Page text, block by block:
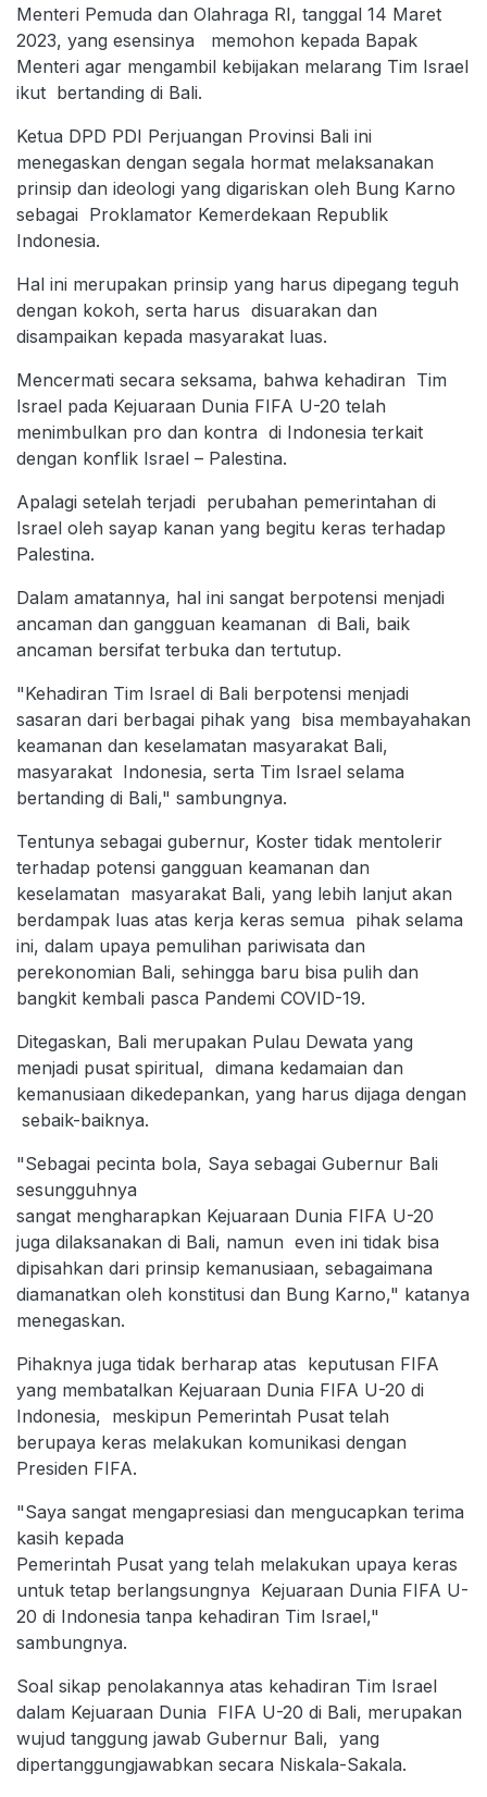
Menteri Pemuda dan Olahraga RI, tanggal 14 Maret
2023, yang esensinya memohon kepada Bapak
Menteri agar mengambil kebijakan melarang Tim Israel
ikut bertanding di Bali.
Ketua DPD PDI Perjuangan Provinsi Bali ini
menegaskan dengan segala hormat melaksanakan
prinsip dan ideologi yang digariskan oleh Bung Karno
sebagai Proklamator Kemerdekaan Republik
Indonesia.
Hal ini merupakan prinsip yang harus dipegang teguh
dengan kokoh, serta harus disuarakan dan
disampaikan kepada masyarakat luas.
Mencermati secara seksama, bahwa kehadiran Tim
Israel pada Kejuaraan Dunia FIFA U-20 telah
menimbulkan pro dan kontra di Indonesia terkait
dengan konflik Israel – Palestina.
Apalagi setelah terjadi perubahan pemerintahan di
Israel oleh sayap kanan yang begitu keras terhadap
Palestina.
Dalam amatannya, hal ini sangat berpotensi menjadi
ancaman dan gangguan keamanan di Bali, baik
ancaman bersifat terbuka dan tertutup.
"Kehadiran Tim Israel di Bali berpotensi menjadi
sasaran dari berbagai pihak yang bisa membayahakan
keamanan dan keselamatan masyarakat Bali,
masyarakat Indonesia, serta Tim Israel selama
bertanding di Bali," sambungnya.
Tentunya sebagai gubernur, Koster tidak mentolerir
terhadap potensi gangguan keamanan dan
keselamatan masyarakat Bali, yang lebih lanjut akan
berdampak luas atas kerja keras semua pihak selama
ini, dalam upaya pemulihan pariwisata dan
perekonomian Bali, sehingga baru bisa pulih dan
bangkit kembali pasca Pandemi COVID-19.
Ditegaskan, Bali merupakan Pulau Dewata yang
menjadi pusat spiritual, dimana kedamaian dan
kemanusiaan dikedepankan, yang harus dijaga dengan
sebaik-baiknya.
"Sebagai pecinta bola, Saya sebagai Gubernur Bali
sesungguhnya
sangat mengharapkan Kejuaraan Dunia FIFA U-20
juga dilaksanakan di Bali, namun even ini tidak bisa
dipisahkan dari prinsip kemanusiaan, sebagaimana
diamanatkan oleh konstitusi dan Bung Karno," katanya
menegaskan.
Pihaknya juga tidak berharap atas keputusan FIFA
yang membatalkan Kejuaraan Dunia FIFA U-20 di
Indonesia, meskipun Pemerintah Pusat telah
berupaya keras melakukan komunikasi dengan
Presiden FIFA.
"Saya sangat mengapresiasi dan mengucapkan terima
kasih kepada
Pemerintah Pusat yang telah melakukan upaya keras
untuk tetap berlangsungnya Kejuaraan Dunia FIFA U-
20 di Indonesia tanpa kehadiran Tim Israel,"
sambungnya.
Soal sikap penolakannya atas kehadiran Tim Israel
dalam Kejuaraan Dunia FIFA U-20 di Bali, merupakan
wujud tanggung jawab Gubernur Bali, yang
dipertanggungjawabkan secara Niskala-Sakala.